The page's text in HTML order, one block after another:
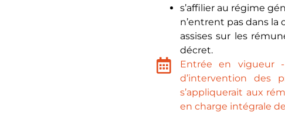
s’affilier au régime
n’entrent pas dans
assises sur les
décret.
Entrée en vigueur
d’intervention des
s’appliquerait aux
en charge intégrale